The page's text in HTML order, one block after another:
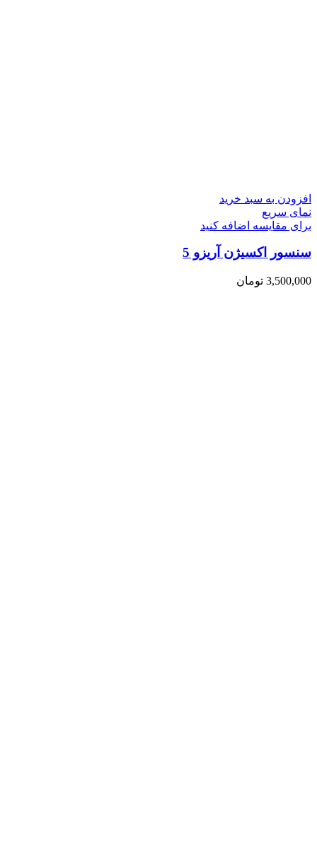
افزودن به سبد خرید
نمای سریع
برای مقایسه اضافه کنید
سنسور اکسيژن آریزو 5
3,500,000 تومان